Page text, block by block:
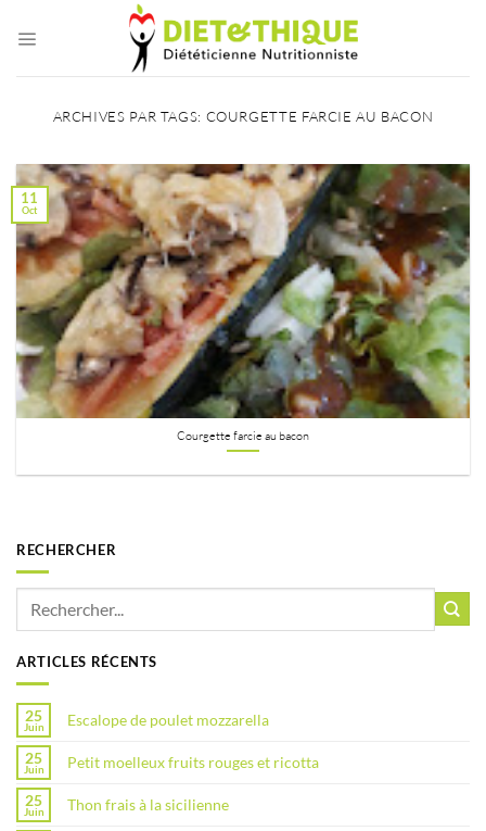
ARCHIVES PAR TAGS: COURGETTE FARCIE AU BACON
Courgette farcie au bacon
11
Oct
RECHERCHER
ARTICLES RÉCENTS
25
Juin Escalope de poulet mozzarella
25
Juin Petit moelleux fruits rouges et ricotta
25
Juin Thon frais à la sicilienne